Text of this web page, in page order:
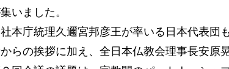
いました。
本庁統理久邇宮邦彦王が率いる日本代表団
らの挨拶に加え、全日本仏教会理事長安原